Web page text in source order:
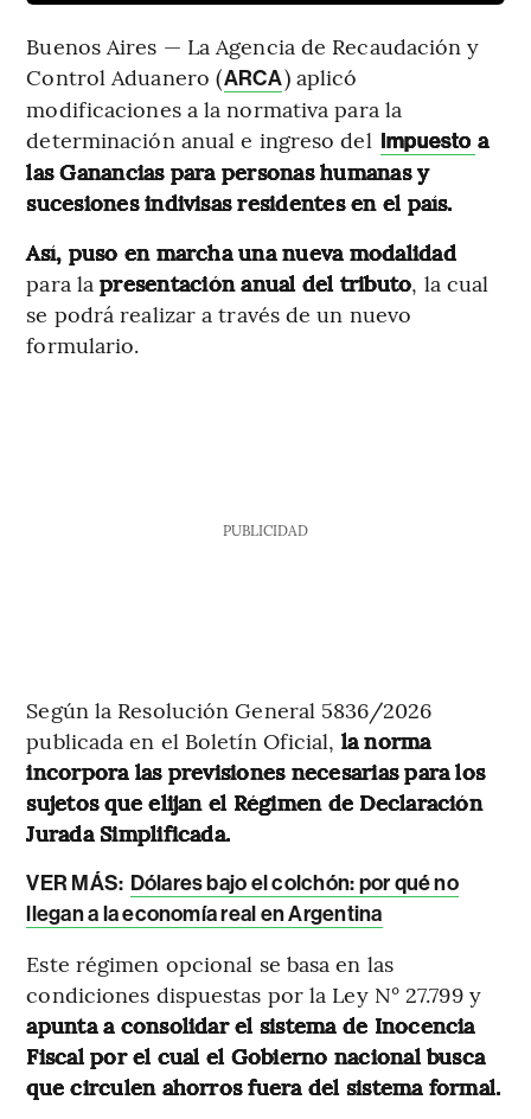
Buenos Aires — La Agencia de Recaudación y
Control Aduanero (ARCA) aplicó
modificaciones a la normativa para la
determinación anual e ingreso del Impuesto a
las Ganancias para personas humanas y
sucesiones indivisas residentes en el país.
Así, puso en marcha una nueva modalidad
para lapresentación anual del tributo, la cual
se podrá realizar a través de un nuevo
formulario.
PUBLICIDAD
Según la Resolución General 5836/2026
publicada en el Boletín Oficial, la norma
incorpora las previsiones necesarias para los
sujetos que elijan el Régimen de Declaración
Jurada Simplificada.
VER MÁS: Dólares bajo el colchón: por qué no
llegan a la economía real en Argentina
Este régimen opcional se basa en las
condiciones dispuestas por la Ley N° 27.799 y
apunta a consolidar el sistema de Inocencia
Fiscal por el cual el Gobierno nacional busca
que circulen ahorros fuera del sistema formal.